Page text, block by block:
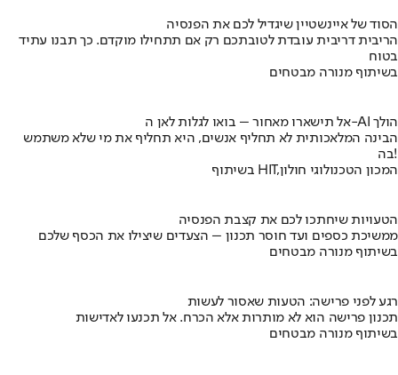
הסוד של איינשטיין שיגדיל לכם את הפנסיה
הריבית דריבית עובדת לטובתכם רק אם תתחילו מוקדם. כך תבנו עתיד
בטוח
בשיתוף מנורה מבטחים
אל תישארו מאחור – בואו לגלות לאן ה-AI הולך
הבינה המלאכותית לא תחליף אנשים, היא תחליף את מי שלא משתמש
בה!
בשיתוף HIT,המכון הטכנולוגי חולון
הטעויות שיחתכו לכם את קצבת הפנסיה
ממשיכת כספים ועד חוסר תכנון – הצעדים שיצילו את הכסף שלכם
בשיתוף מנורה מבטחים
רגע לפני פרישה: הטעות שאסור לעשות
תכנון פרישה הוא לא מותרות אלא הכרח. אל תכנעו לאדישות
בשיתוף מנורה מבטחים